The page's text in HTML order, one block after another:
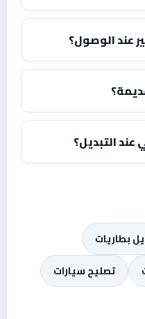
عند الوصول؟
التبديل؟
بطاريات
تصليح سيارات